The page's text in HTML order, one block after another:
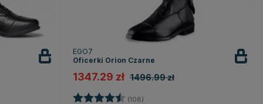
EGO7
Oficerki Orion Czarne
1347.29 zł 1496.99 zł
Ocena: (108)